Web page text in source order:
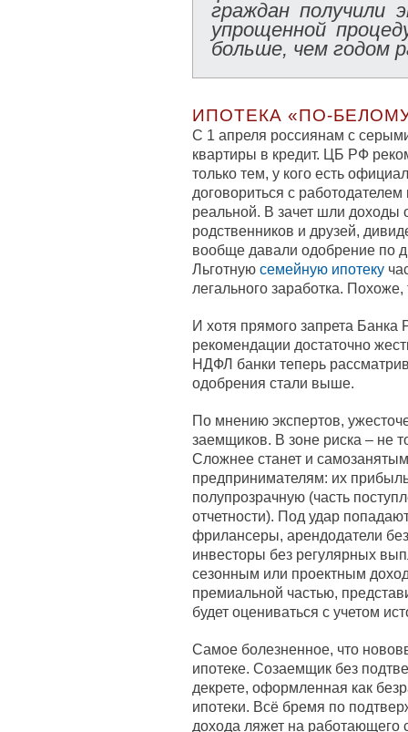
граждан получили
упрощенной
больше, чем годом
ИПОТЕКА «ПО-
С 1 апреля россиянам с
квартиры в кредит. ЦБ РФ
только тем, у кого есть
договориться с
реальной. В зачет шли доходы
родственников и друзей,
вообще давали одобрение по
Льготную семейную ипотеку
легального заработка.
И хотя прямого запрета Банка
рекомендации достаточно
НДФЛ банки теперь
одобрения стали выше.
По мнению экспертов,
заемщиков. В зоне риска – не
Сложнее станет и
предпринимателям: их
полупрозрачную (часть
отчетности). Под удар
фрилансеры, арендодатели
инвесторы без регулярных
сезонным или проектным
премиальной частью,
будет оцениваться с учетом
Самое болезненное, что
ипотеке. Созаемщик без
декрете, оформленная как
ипотеки. Всё бремя по
дохода ляжет на работающего